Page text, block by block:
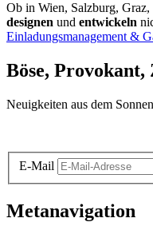
Ob in Wien, Salzburg,
designen und entwickeln
Einladungsmanagement &
Böse, Provokant,
Neuigkeiten aus dem
E-Mail
Metanavigation